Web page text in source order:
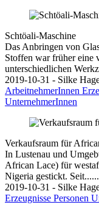
Schtöali-Maschine
Das Anbringen von
Stoffen war früher eine
unterschiedlichen
2019-10-31 - Silke
ArbeitnehmerInnen
UnternehmerInnen
Verkaufsraum für
In Lustenau und
African Lace) für
Nigeria gestickt. Seit......
2019-10-31 - Silke
Erzeugnisse Personen